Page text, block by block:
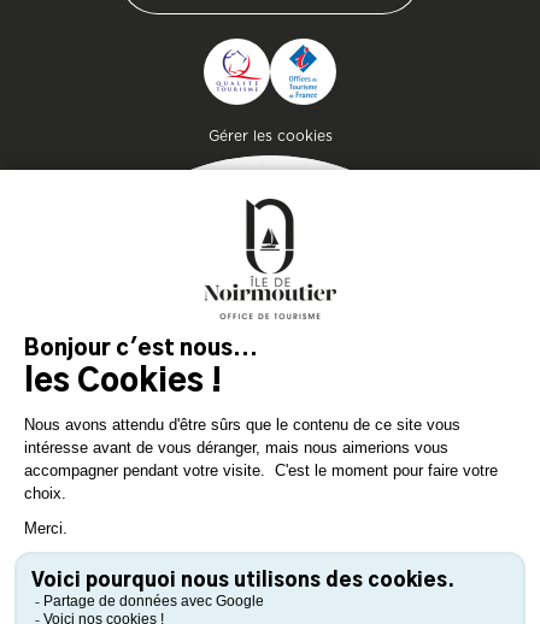
Gérer les cookies
DER INSEL
Lassen Sie sich inspirieren und
bereiten Sie Ihren Aufenthalt
auf der Insel Noirmoutier vor!
KONSULTIEREN SIE
KONSULTIEREN SIE
TOURISMUSBÜRO
KONTAKTIEREN